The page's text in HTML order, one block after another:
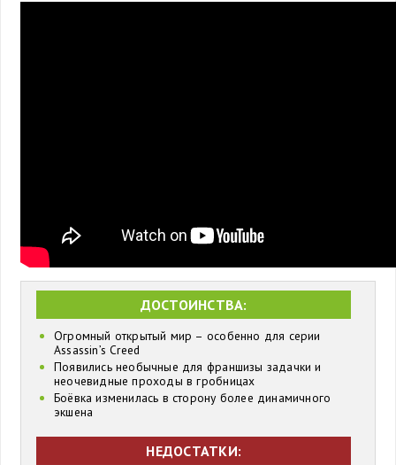
ДОСТОИНСТВА:
Огромный открытый мир – особенно для серии
Assassin’s Creed
Появились необычные для франшизы задачки и
неочевидные проходы в гробницах
Боёвка изменилась в сторону более динамичного
экшена
НЕДОСТАТКИ: